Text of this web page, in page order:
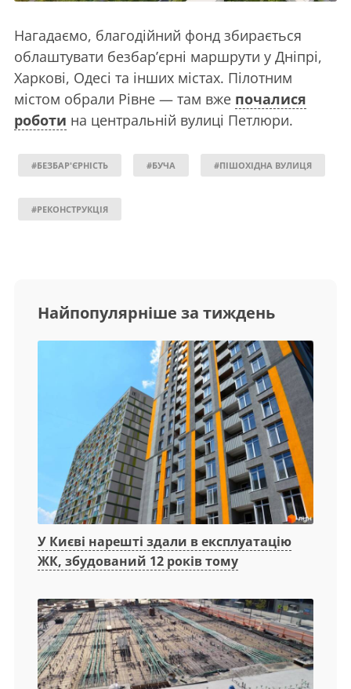
Нагадаємо, благодійний фонд збирається
облаштувати безбар’єрні маршрути у Дніпрі,
Харкові, Одесі та інших містах. Пілотним
містом обрали Рівне — там вже почалися
роботи на центральній вулиці Петлюри.
#БЕЗБАР'ЄРНІСТЬ #БУЧА #ПІШОХІДНА ВУЛИЦЯ
#РЕКОНСТРУКЦІЯ
Найпопулярніше за тиждень
У Києві нарешті здали в експлуатацію
ЖК, збудований 12 років тому